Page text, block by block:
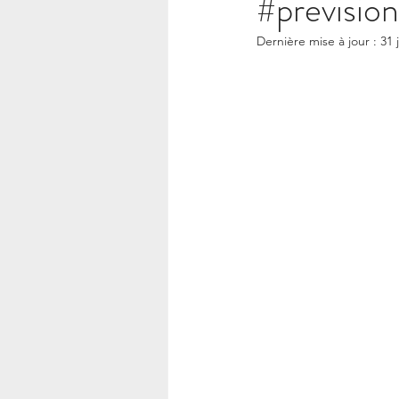
Dernière mise à jour : 31